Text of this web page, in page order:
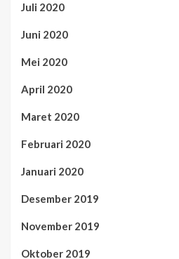
Juli 2020
Juni 2020
Mei 2020
April 2020
Maret 2020
Februari 2020
Januari 2020
Desember 2019
November 2019
Oktober 2019